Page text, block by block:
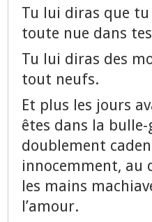
Tu lui diras que tu
toute nue dans
Tu lui diras des
tout neufs.
Et plus les jours
êtes dans la bulle-
doublement
innocemment, au
les mains
l’amour.